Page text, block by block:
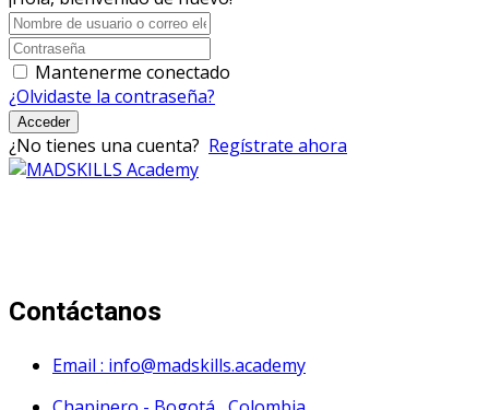
Mantenerme conectado
¿Olvidaste la contraseña?
Acceder
¿No tienes una cuenta? Regístrate ahora
Contáctanos
Email : info@madskills.academy